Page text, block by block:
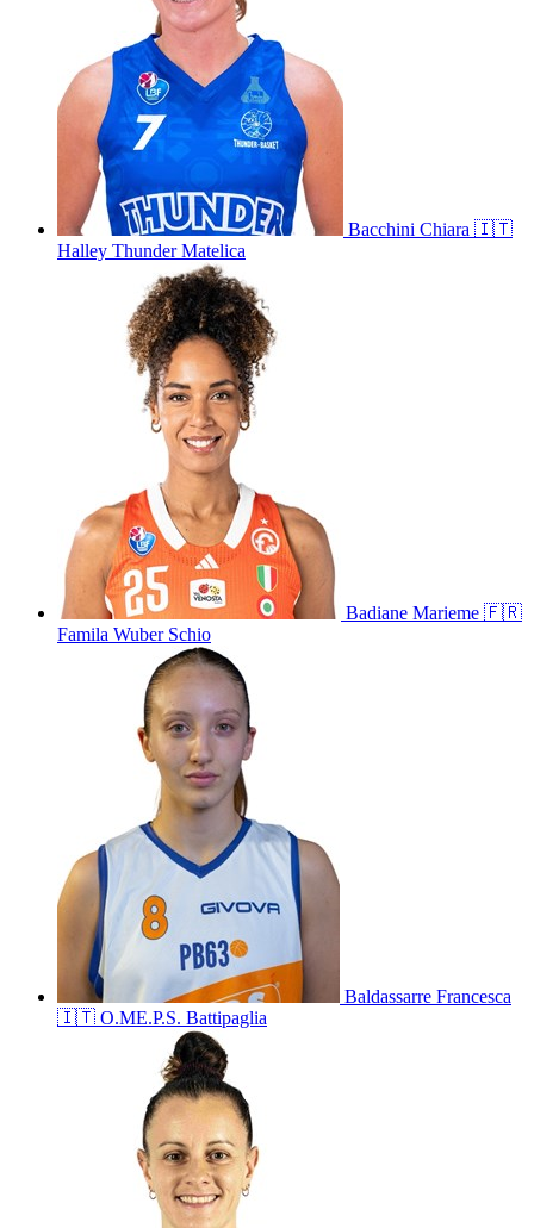
Bacchini Chiara 🇮🇹
Halley Thunder Matelica
Badiane Marieme 🇫🇷
Famila Wuber Schio
Baldassarre Francesca
🇮🇹 O.ME.P.S. Battipaglia